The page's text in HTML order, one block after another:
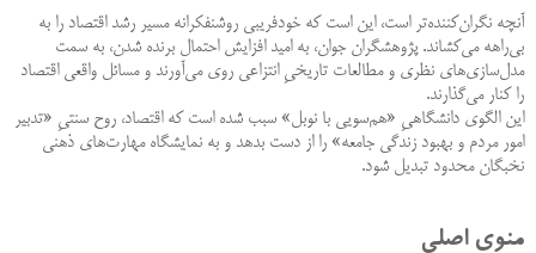
آنچه نگران‌کننده‌تر است، این است که خودفریبی روشنفکرانه مسیر رشد اقتصاد را به
بی‌راهه می‌کشاند. پژوهشگران جوان، به امید افزایش احتمال برنده شدن، به سمت
مدل‌سازی‌های نظری و مطالعات تاریخیِ انتزاعی روی می‌آورند و مسائل واقعی اقتصاد
را کنار می‌گذارند.
این الگوی دانشگاهیِ «هم‌سویی با نوبل» سبب شده است که اقتصاد، روح سنتیِ «تدبیر
امور مردم و بهبود زندگی جامعه» را از دست بدهد و به نمایشگاه مهارت‌های ذهنی
نخبگان محدود تبدیل شود.
منوی اصلی